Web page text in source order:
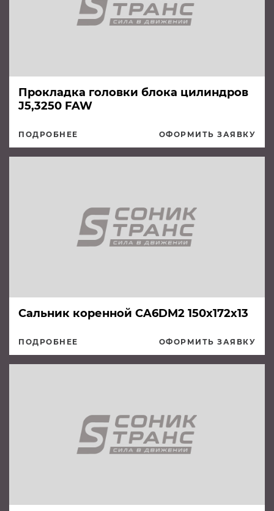
Прокладка головки блока цилиндров
J5,3250 FAW
ПОДРОБНЕЕ ОФОРМИТЬ ЗАЯВКУ
Сальник коренной CA6DM2 150х172х13
ПОДРОБНЕЕ ОФОРМИТЬ ЗАЯВКУ